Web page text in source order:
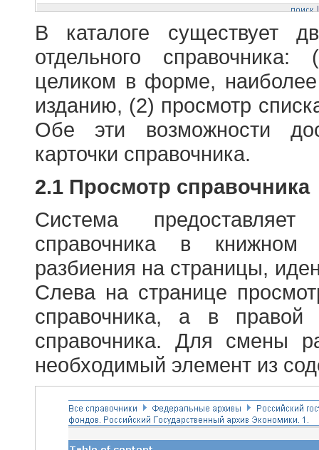
В каталоге существует
отдельного
целиком в форме,
изданию, (2) просмотр
Обе эти возможности
карточки справочника.
2.1 Просмотр справочника
Система
справочника в
разбиения на страницы,
Слева на странице
справочника, а в правой
справочника. Для смены
необходимый элемент из